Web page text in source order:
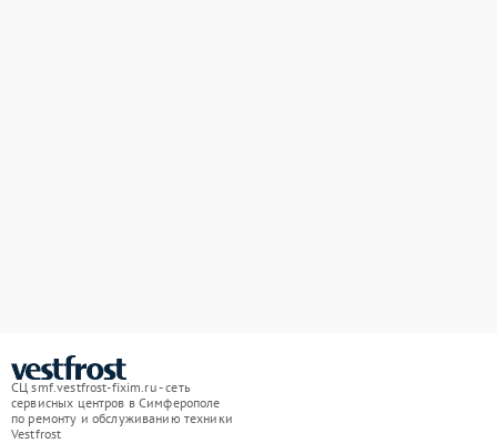
СЦ smf.vestfrost-fixim.ru - сеть
сервисных центров в Симферополе
по ремонту и обслуживанию техники
Vestfrost